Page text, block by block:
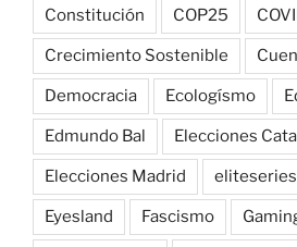
Constitución COP25
Crecimiento Sostenible
Democracia Ecologísmo
Edmundo Bal Elecciones
Elecciones Madrid
Eyesland Fascismo